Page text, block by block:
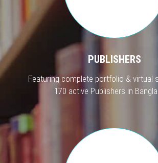
PUBLISHERS
Featuring complete portfolio & virtual
170 active Publishers in